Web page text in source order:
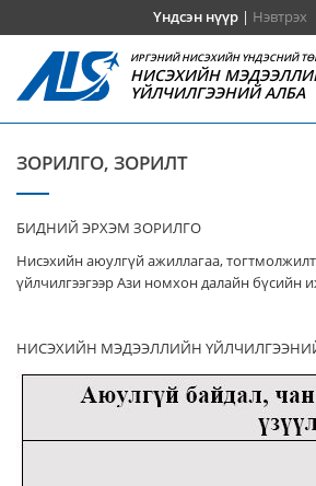
Үндсэн нүүр| Нэвтрэх
ИРГЭНИЙ НИСЭХИЙН ҮНДЭСНИЙ
НИСЭХИЙН
ҮЙЛЧИЛГЭЭНИЙ АЛБА
ЗОРИЛГО, ЗОРИЛТ
БИДНИЙ ЭРХЭМ ЗОРИЛГО
Нисэхийн аюулгүй ажиллагаа,
үйлчилгээгээр Ази номхон далайн бүсийн
НИСЭХИЙН МЭДЭЭЛЛИЙН